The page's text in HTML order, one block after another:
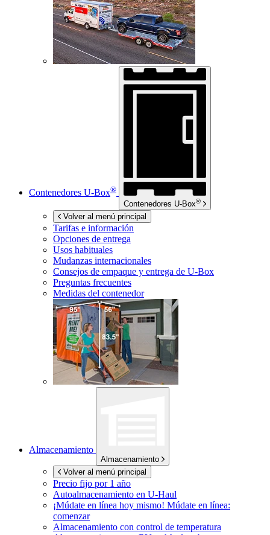
Contenedores U-Box®
Contenedores U-Box®
Volver al menú principal
Tarifas e información
Opciones de entrega
Usos habituales
Mudanzas internacionales
Consejos de empaque y entrega de U-Box
Preguntas frecuentes
Medidas del contenedor
Almacenamiento
Almacenamiento
Volver al menú principal
Precio fijo por 1 año
Autoalmacenamiento en U-Haul
¡Múdate en línea hoy mismo! Múdate en línea:
comenzar
Almacenamiento con control de temperatura